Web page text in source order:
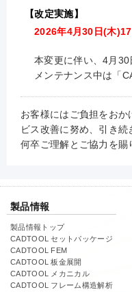
【改定実施】
2026年4月30日(木
本変更に伴い、4月
メンテナンス中は「
お客様にはご負担をお
ビス改善に努め、引き
何卒ご理解とご協力を賜
製品情報
製品情報トップ
CADTOOL セットパッケージ
CADTOOL FEM
CADTOOL 板金展開
CADTOOL メカニカル
CADTOOL フレーム構造解析